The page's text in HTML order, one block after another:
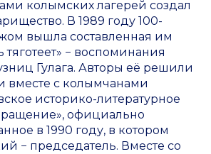
колымских лагерей создал
В 1989 году 100-
вышла составленная им
− воспоминания
Гулага. Авторы её решили
вместе с колымчанами
историко-литературное
официально
в 1990 году, в котором
− председатель. Вместе со